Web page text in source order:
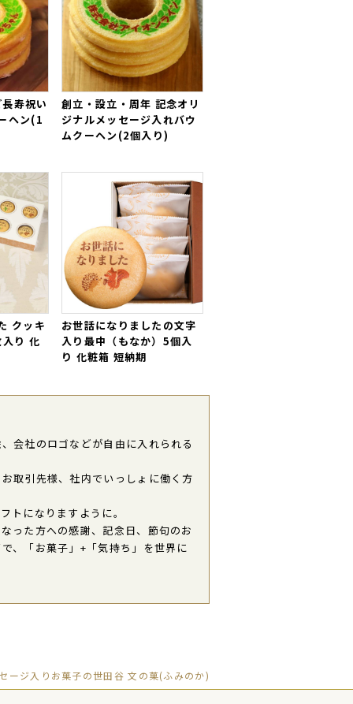
べたらめっちゃ美味しくて、ま
りのどら焼きを購入致しまし
大変感銘を受けました。
文の菓さんと出会えて良かったと
寿祝い
ヘン(1
創立・設立・周年 記念オリ
ジナルメッセージ入れバウ
ムクーヘン(2個入り)
クッキ
り 化
お世話になりましたの文字
入り最中（もなか）5個入
り 化粧箱 短納期
会社のロゴなどが自由に入れられる
取引先様、社内でいっしょに働く方
トになりますように。
った方への感謝、記念日、節句のお
、「お菓子」+「気持ち」を世界に
ージ入りお菓子の世田谷 文の菓(ふみのか)